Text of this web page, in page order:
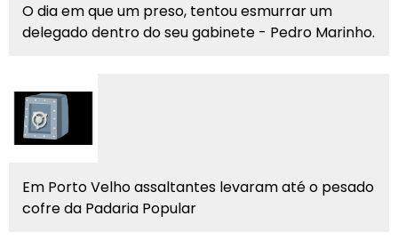
O dia em que um preso, tentou esmurrar um
delegado dentro do seu gabinete - Pedro Marinho.
Em Porto Velho assaltantes levaram até o pesado
cofre da Padaria Popular